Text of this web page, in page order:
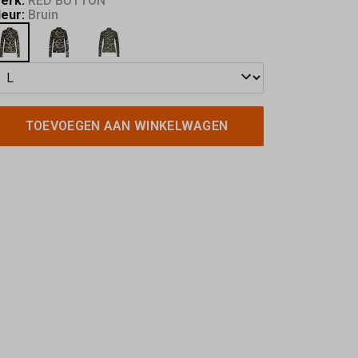
Bruin
TOEVOEGEN AAN WINKELWAGEN